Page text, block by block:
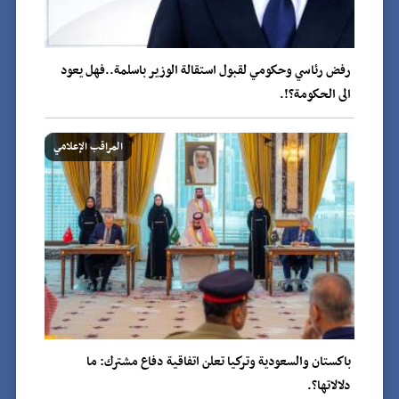
رفض رئاسي وحكومي لقبول استقالة الوزير باسلمة..فهل يعود
الى الحكومة؟!.
المراقب الإعلامي
باكستان والسعودية وتركيا تعلن اتفاقية دفاع مشترك: ما
دلالاتها؟.